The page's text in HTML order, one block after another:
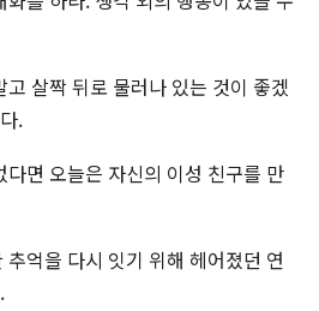
살짝 뒤로 물러나 있는 것이 좋겠
.
면 오늘은 자신의 이성 친구를 만
억을 다시 잇기 위해 헤어졌던 연